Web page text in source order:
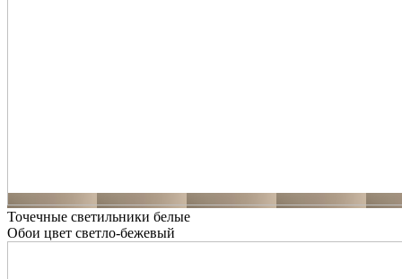
Точечные светильники белые
Обои цвет светло-бежевый